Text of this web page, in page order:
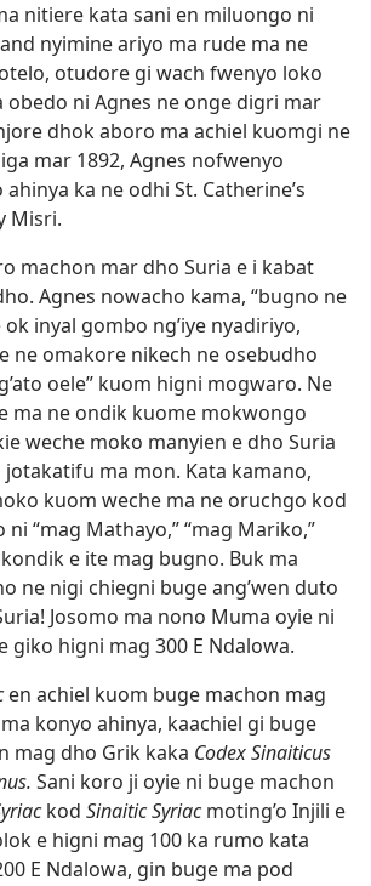
nitiere kata sani en miluongo ni
nyimine ariyo ma rude ma ne
otudore gi wach fwenyo loko
obedo ni Agnes ne ongedigri mar
dhok aboro ma achiel kuomgi ne
mar 1892, Agnes nofwenyo
ka ne odhi St. Catherine’s
Misri.
machon mar dho Suria e i kabat
Agnes nowacho kama, “bugno ne
inyal gombo ng’iye nyadiriyo,
ne omakore nikech ne osebudho
oele” kuom higni mogwaro. Ne
ma ne ondik kuome mokwongo
weche moko manyien e dho Suria
ma mon. Kata kamano,
kuom weche ma ne oruchgo kod
“mag Mathayo,” “mag Mariko,”
kondik e ite mag bugno. Buk ma
ne nigi chiegni buge ang’wen duto
Josomo ma nono Muma oyie ni
giko higni mag 300 E Ndalowa.
en achiel kuom buge machon mag
konyo ahinya, kaachiel gi buge
mag dho Grik kaka Codex Sinaiticus
Sani koro ji oyie ni buge machon
kod Sinaitic Syriacmoting’o Injili e
e higni mag 100 ka rumo kata
E Ndalowa, gin buge ma pod